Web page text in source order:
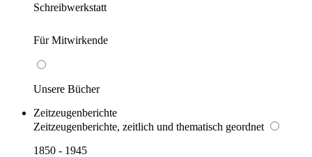
Schreibwerkstatt
Für Mitwirkende
Unsere Bücher
Zeitzeugenberichte
Zeitzeugenberichte, zeitlich und thematisch geordnet
1850 - 1945